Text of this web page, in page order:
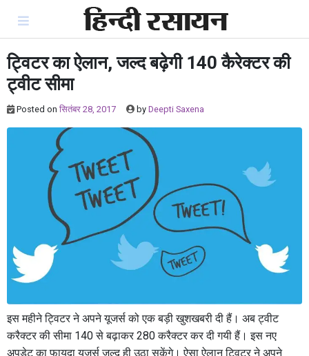
content
ट्विटर का ऐलान, जल्द बढ़ेगी 140 कैरेक्टर की
ट्वीट सीमा
Posted on सितंबर 28, 2017 by Deepti Saxena
इस महीने ट्विटर ने अपने यूजर्स को एक बड़ी खुशखबरी दी हैं। अब ट्वीट
करैक्टर की सीमा 140 से बढ़ाकर 280 करैक्टर कर दी गयी हैं। इस नए
अपडेट का फायदा यूजर्स जल्द ही उठा सकेंगे। ऐसा ऐलान ट्विटर ने अपने